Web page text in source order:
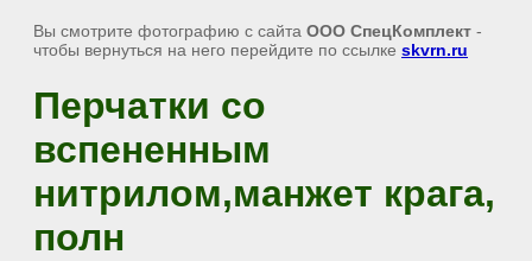
Вы смотрите фотографию с сайта ООО СпецКомплект -
чтобы вернуться на него перейдите по ссылке skvrn.ru
Перчатки со
вспененным
нитрилом,манжет крага,
полн